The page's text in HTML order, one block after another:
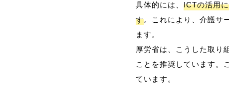
具体的には、 ICTの活用
す。これにより、介護サ
ます。
厚労省は、こうした取り
ことを推奨しています。